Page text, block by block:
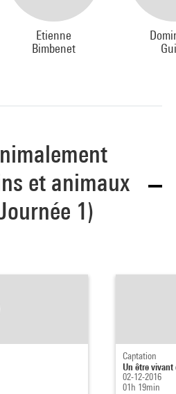
Etienne
Bimbenet
et animaux
1)
Captation
Un être
02-12-2016
01h 19min